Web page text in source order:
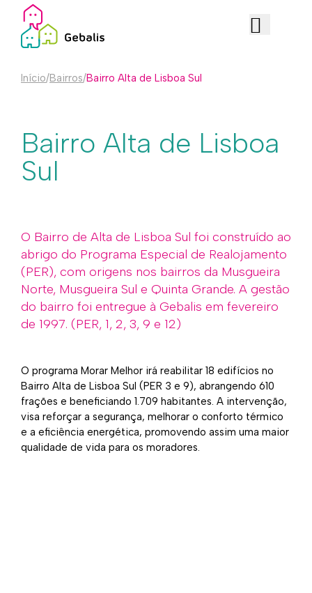
Início/Bairros/Bairro Alta de Lisboa Sul
Bairro Alta de Lisboa
Sul
O Bairro de Alta de Lisboa Sul foi construído ao
abrigo do Programa Especial de Realojamento
(PER), com origens nos bairros da Musgueira
Norte, Musgueira Sul e Quinta Grande. A gestão
do bairro foi entregue à Gebalis em fevereiro
de 1997. (PER, 1, 2, 3, 9 e 12)
O programa Morar Melhor irá reabilitar 18 edifícios no
Bairro Alta de Lisboa Sul (PER 3 e 9), abrangendo 610
frações e beneficiando 1.709 habitantes. A intervenção,
visa reforçar a segurança, melhorar o conforto térmico
e a eficiência energética, promovendo assim uma maior
qualidade de vida para os moradores.